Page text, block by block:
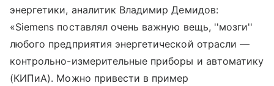
энергетики, аналитик Владимир Демидов:
«Siemens поставлял очень важную вещь, ''мозги''
любого предприятия энергетической отрасли —
контрольно-измерительные приборы и автоматику
(КИПиА). Можно привести в пример